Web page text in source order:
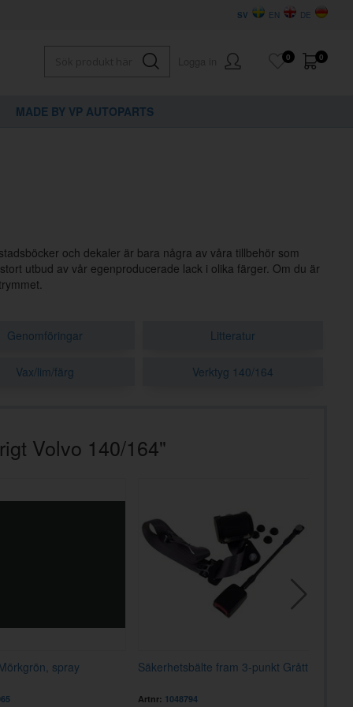
DE
EN
SV
0
0
MADE BY VP AUTOPARTS
och dekaler är bara några av våra tillbehör som
utbud av vår egenproducerade lack i olika färger. Om du är
Genomföringar Litteratur
Vax/lim/färg Verktyg 140/164
Volvo 140/164"
spray Säkerhetsbälte fram 3-punkt Grått
Artnr: 1048794